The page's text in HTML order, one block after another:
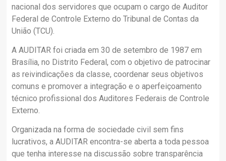
nacional dos servidores que ocupam o cargo de Auditor
Federal de Controle Externo do Tribunal de Contas da
União (TCU).
A AUDITAR foi criada em 30 de setembro de 1987 em
Brasília, no Distrito Federal, com o objetivo de patrocinar
as reivindicações da classe, coordenar seus objetivos
comuns e promover a integração e o aperfeiçoamento
técnico profissional dos Auditores Federais de Controle
Externo.
Organizada na forma de sociedade civil sem fins
lucrativos, a AUDITAR encontra-se aberta a toda pessoa
que tenha interesse na discussão sobre transparência